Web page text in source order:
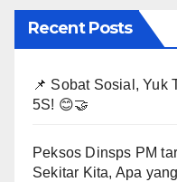
Recent Posts
📌 Sobat Sosial, Yuk
5S! 😊🤝
Peksos Dinsps PM
Sekitar Kita, Apa